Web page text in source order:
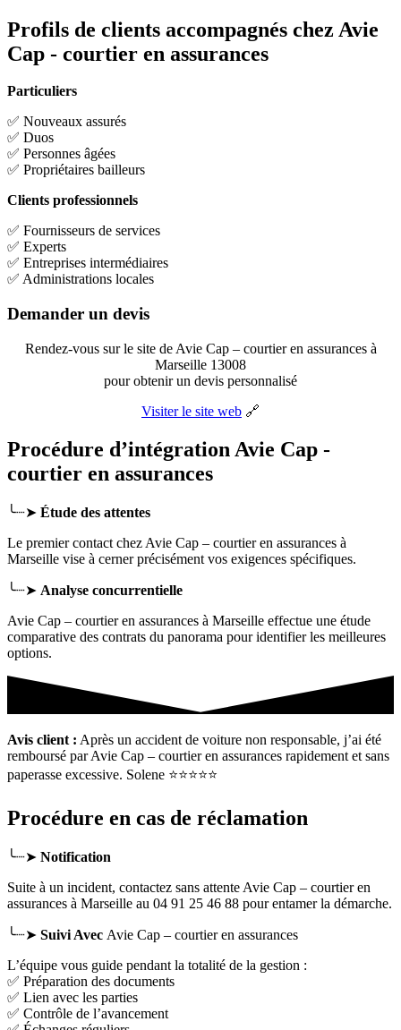
Profils de clients accompagnés chez Avie
Cap - courtier en assurances
Particuliers
✅ Nouveaux assurés
✅ Duos
✅ Personnes âgées
✅ Propriétaires bailleurs
Clients professionnels
✅ Fournisseurs de services
✅ Experts
✅ Entreprises intermédiaires
✅ Administrations locales
Demander un devis
Rendez-vous sur le site de Avie Cap – courtier en assurances à
Marseille 13008
pour obtenir un devis personnalisé
Visiter le site web 🔗
Procédure d’intégration Avie Cap -
courtier en assurances
╰┈➤ Étude des attentes
Le premier contact chez Avie Cap – courtier en assurances à
Marseille vise à cerner précisément vos exigences spécifiques.
╰┈➤ Analyse concurrentielle
Avie Cap – courtier en assurances à Marseille effectue une étude
comparative des contrats du panorama pour identifier les meilleures
options.
Avis client : Après un accident de voiture non responsable, j’ai été
remboursé par Avie Cap – courtier en assurances rapidement et sans
paperasse excessive. Solene ⭐⭐⭐⭐⭐
Procédure en cas de réclamation
╰┈➤ Notification
Suite à un incident, contactez sans attente Avie Cap – courtier en
assurances à Marseille au 04 91 25 46 88 pour entamer la démarche.
╰┈➤ Suivi Avec Avie Cap – courtier en assurances
L’équipe vous guide pendant la totalité de la gestion :
✅ Préparation des documents
✅ Lien avec les parties
✅ Contrôle de l’avancement